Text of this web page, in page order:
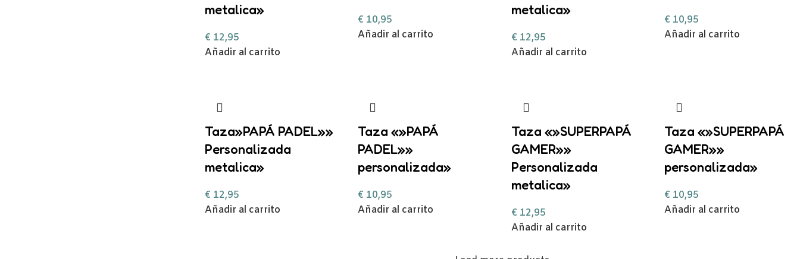
metalica»
€ 12,95
Añadir al carrito
€ 10,95
Añadir al carrito
metalica»
€ 12,95
Añadir al carrito
€ 10,95
Añadir al carrito
Taza»PAPÁ PADEL»»
Personalizada
metalica»
€ 12,95
Añadir al carrito
Taza «»PAPÁ
PADEL»»
personalizada»
€ 10,95
Añadir al carrito
Taza «»SUPERPAPÁ
GAMER»»
Personalizada
metalica»
€ 12,95
Añadir al carrito
Taza «»SUPERPAPÁ
GAMER»»
personalizada»
€ 10,95
Añadir al carrito